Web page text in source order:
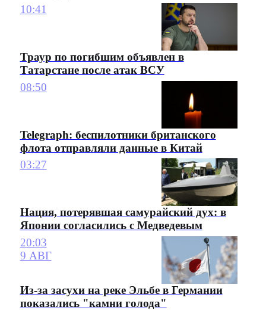
10:41
Траур по погибшим объявлен в
Татарстане после атак ВСУ
08:50
Telegraph: беспилотники британского
флота отправляли данные в Китай
03:27
Нация, потерявшая самурайский дух: в
Японии согласились с Медведевым
20:03
9 АВГ
Из-за засухи на реке Эльбе в Германии
показались "камни голода"